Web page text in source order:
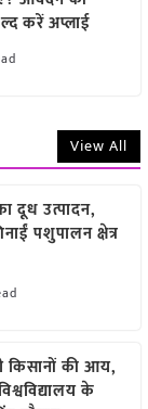
करें अप्लाई
View All
दूध उत्पादन,
पशुपालन क्षेत्र
किसानों की आय,
के